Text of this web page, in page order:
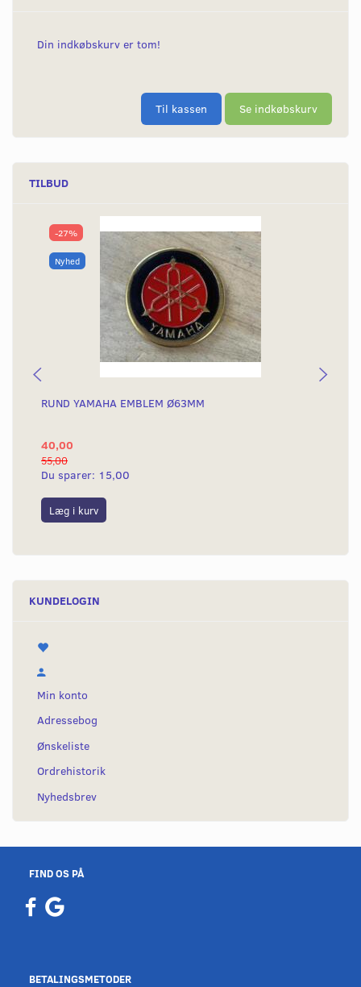
Din indkøbskurv er tom!
Til kassen Se indkøbskurv
TILBUD
-27%
Nyhed
RUND YAMAHA EMBLEM Ø63MM
40,00
55,00
Du sparer: 15,00
Læg i kurv
KUNDELOGIN
Min konto
Adressebog
Ønskeliste
Ordrehistorik
Nyhedsbrev
FIND OS PÅ
BETALINGSMETODER